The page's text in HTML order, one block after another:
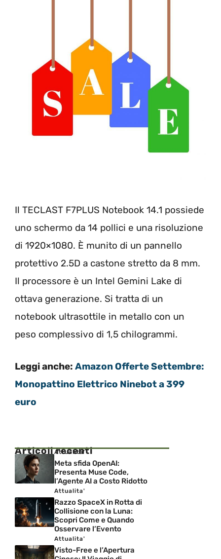
Il TECLAST F7PLUS Notebook 14.1 possiede
uno schermo da 14 pollici e una risoluzione
di 1920×1080. È munito di un pannello
protettivo 2.5D a castone stretto da 8 mm.
Il processore è un Intel Gemini Lake di
ottava generazione. Si tratta di un
notebook ultrasottile in metallo con un
peso complessivo di 1,5 chilogrammi.
Leggi anche: Amazon Offerte Settembre:
Monopattino Elettrico Ninebot a 399
euro
Articoli recenti
Attualita'
Meta sfida OpenAI:
Presenta Muse Code,
l’Agente AI a Costo Ridotto
Attualita'
Razzo SpaceX in Rotta di
Collisione con la Luna:
Scopri Come e Quando
Osservare l’Evento
Attualita'
Visto-Free e l’Apertura